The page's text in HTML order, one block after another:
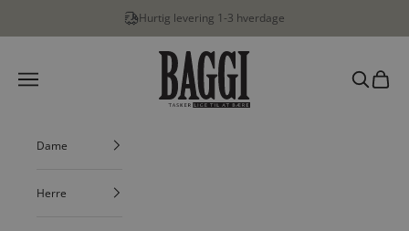
Hurtig levering 1-3 hverdage
BAGGI
Menu
Søg
Dame
Herre